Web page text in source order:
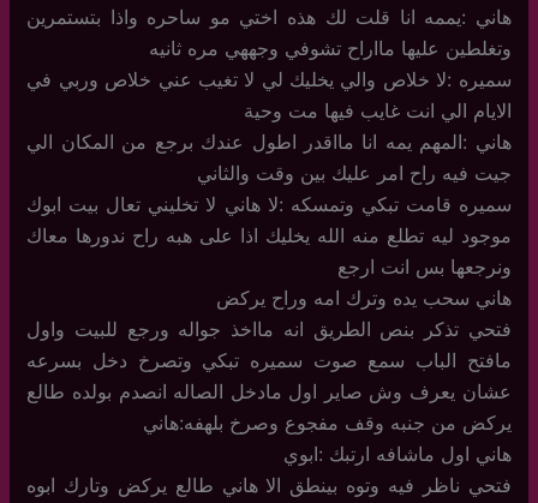
هاني :يممه انا قلت لك هذه اختي مو ساحره واذا بتستمرين
وتغلطين عليها مااراح تشوفي وجههي مره ثانيه
سميره :لا خلاص والي يخليك لي لا تغيب عني خلاص وربي في
الايام الي انت غايب فيها مت وحية
هاني :المهم يمه انا مااقدر اطول عندك برجع من المكان الي
جيت فيه راح امر عليك بين وقت والثاني
سميره قامت تبكي وتمسكه :لا هاني لا تخليني تعال بيت ابوك
موجود ليه تطلع منه الله يخليك اذا على هبه راح ندورها معاك
ونرجعها بس انت ارجع
هاني سحب يده وترك امه وراح يركض
فتحي تذكر بنص الطريق انه مااخذ جواله ورجع للبيت واول
مافتح الباب سمع صوت سميره تبكي وتصرخ دخل بسرعه
عشان يعرف وش صاير اول مادخل الصاله انصدم بولده طالع
يركض من جنبه وقف مفجوع وصرخ بلهفه:هاني
هاني اول ماشافه ارتبك :ابوي
فتحي ناظر فيه وتوه بينطق الا هاني طالع يركض وتارك ابوه